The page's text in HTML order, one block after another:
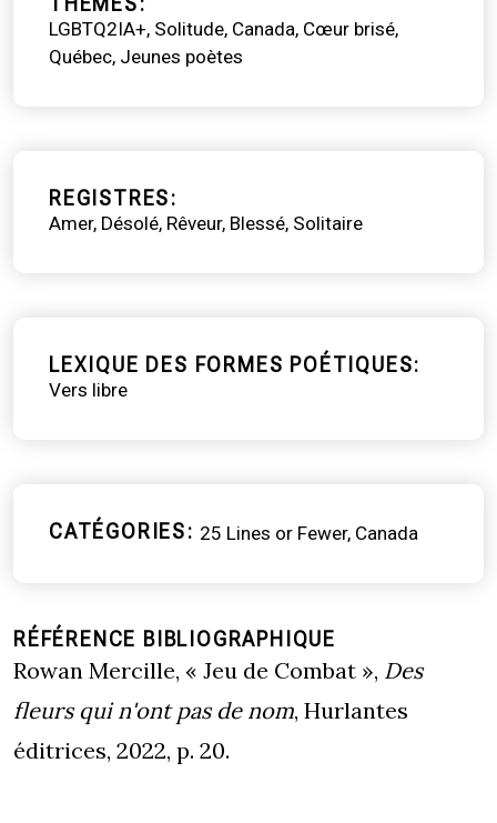
LGBTQ2IA+ Solitude Canada Cœur brisé
Québec Jeunes poètes
REGISTRES
Amer Désolé Rêveur Blessé Solitaire
LEXIQUE DES FORMES POÉTIQUES
Vers libre
CATÉGORIES 25 Lines or Fewer Canada
RÉFÉRENCE BIBLIOGRAPHIQUE
Rowan Mercille, « Jeu de Combat », Des
fleurs qui n'ont pas de nom, Hurlantes
éditrices, 2022, p. 20.